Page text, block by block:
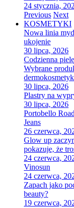
24 stycznia,
Previous Next
KOSMETYKI
Nowa linia
ukojenie
30 lipca, 2026
Codzienna
Wybrane
30 lipca, 2026
Plastry na
30 lipca, 2026
Portobello
Jeans
26 czerwca,
Glow up
pokazuje, że
24 czerwca,
Vinosun
24 czerwca,
Zapach jako
beauty?
19 czerwca,